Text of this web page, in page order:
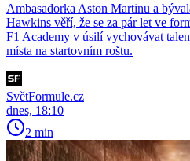
Ambasadorka Aston Martinu a
Hawkins věří, že se za pár let ve
F1 Academy v úsilí vychovávat
místa na startovním roštu.
SvětFormule.cz
dnes, 18:10
2 min